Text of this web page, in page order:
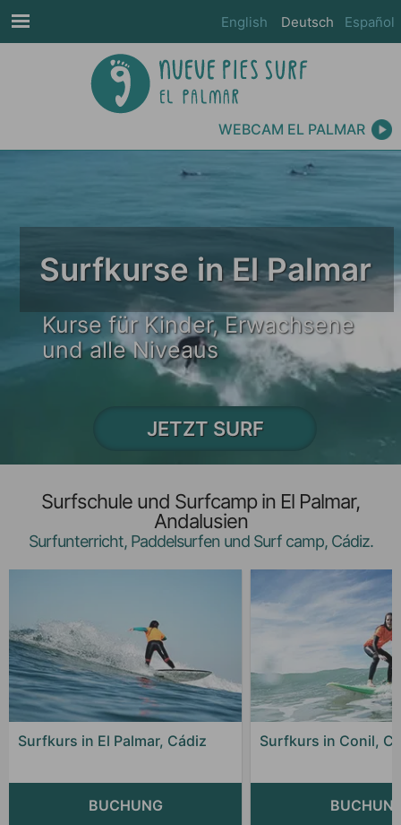
English Deutsch Español
WEBCAM EL PALMAR
Surfkurse in El Palmar
Kurse für Kinder, Erwachsene
und alle Niveaus
JETZT SURF
Surfschule und Surfcamp in El Palmar,
Andalusien
Surfunterricht, Paddelsurfen und Surf camp, Cádiz.
Surfkurs in El Palmar, Cádiz Surfkurs in Conil,